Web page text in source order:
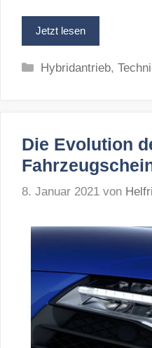
Jetzt lesen
Kategorien
Hybridantrieb,
Die Evolution
8. Januar 2021 von